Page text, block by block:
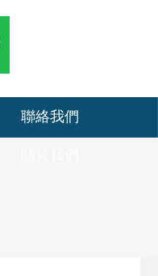
聯絡我們